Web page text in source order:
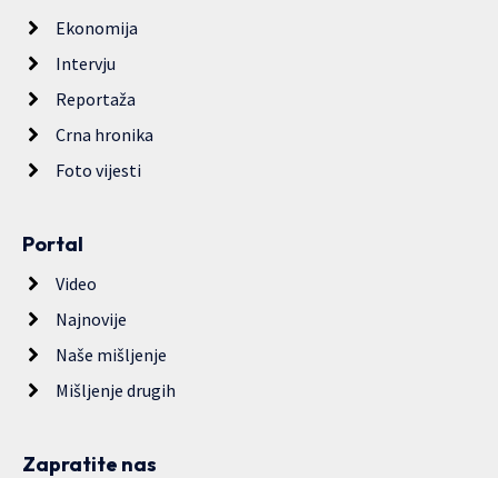
Ekonomija
Intervju
Reportaža
Crna hronika
Foto vijesti
Portal
Video
Najnovije
Naše mišljenje
Mišljenje drugih
Zapratite nas